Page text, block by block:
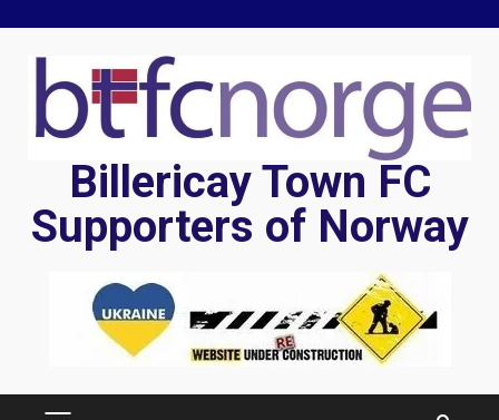
content
Billericay Town FC
Supporters of Norway